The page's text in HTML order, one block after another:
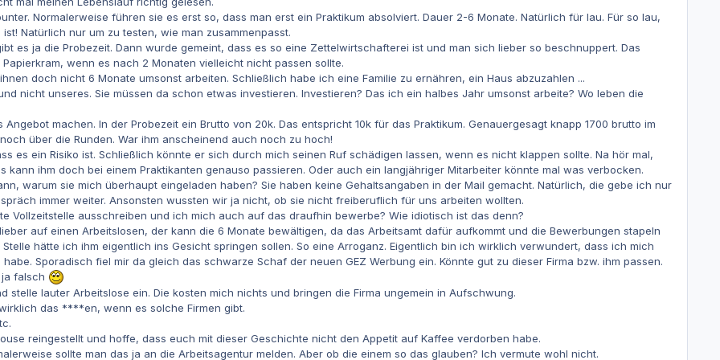
Normalerweise führen sie es erst so, dass man erst ein Praktikum absolviert. Dauer 2-6 Monate. Natürlich für lau. Für so lau,
Natürlich nur um zu testen, wie man zusammenpasst.
es ja die Probezeit. Dann wurde gemeint, dass es so eine Zettelwirtschafterei ist und man sich lieber so beschnuppert. Das
wenn es nach 2 Monaten vielleicht nicht passen sollte.
doch nicht 6 Monate umsonst arbeiten. Schließlich habe ich eine Familie zu ernähren, ein Haus abzuzahlen ...
nicht unseres. Sie müssen da schon etwas investieren. Investieren? Das ich ein halbes Jahr umsonst arbeite? Wo leben die
machen. In der Probezeit ein Brutto von 20k. Das entspricht 10k für das Praktikum. Genauergesagt knapp 1700 brutto im
über die Runden. War ihm anscheinend auch noch zu hoch!
es ein Risiko ist. Schließlich könnte er sich durch mich seinen Ruf schädigen lassen, wenn es nicht klappen sollte. Na hör mal,
kann ihm doch bei einem Praktikanten genauso passieren. Oder auch ein langjähriger Mitarbeiter könnte mal was verbocken.
warum sie mich überhaupt eingeladen haben? Sie haben keine Gehaltsangaben in der Mail gemacht. Natürlich, die gebe ich nur
immer weiter. Ansonsten wussten wir ja nicht, ob sie nicht freiberuflich für uns arbeiten wollten.
Vollzeitstelle ausschreiben und ich mich auch auf das draufhin bewerbe? Wie idiotisch ist das denn?
auf einen Arbeitslosen, der kann die 6 Monate bewältigen, da das Arbeitsamt dafür aufkommt und die Bewerbungen stapeln
hätte ich ihm eigentlich ins Gesicht springen sollen. So eine Arroganz. Eigentlich bin ich wirklich verwundert, dass ich mich
Sporadisch fiel mir da gleich das schwarze Schaf der neuen GEZ Werbung ein. Könnte gut zu dieser Firma bzw. ihm passen.
falsch
stelle lauter Arbeitslose ein. Die kosten mich nichts und bringen die Firma ungemein in Aufschwung.
das ****en, wenn es solche Firmen gibt.
reingestellt und hoffe, dass euch mit dieser Geschichte nicht den Appetit auf Kaffee verdorben habe.
sollte man das ja an die Arbeitsagentur melden. Aber ob die einem so das glauben? Ich vermute wohl nicht.